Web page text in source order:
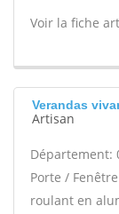
Voir la fiche
Verandas
Artisan
Département:
Porte /
roulant en